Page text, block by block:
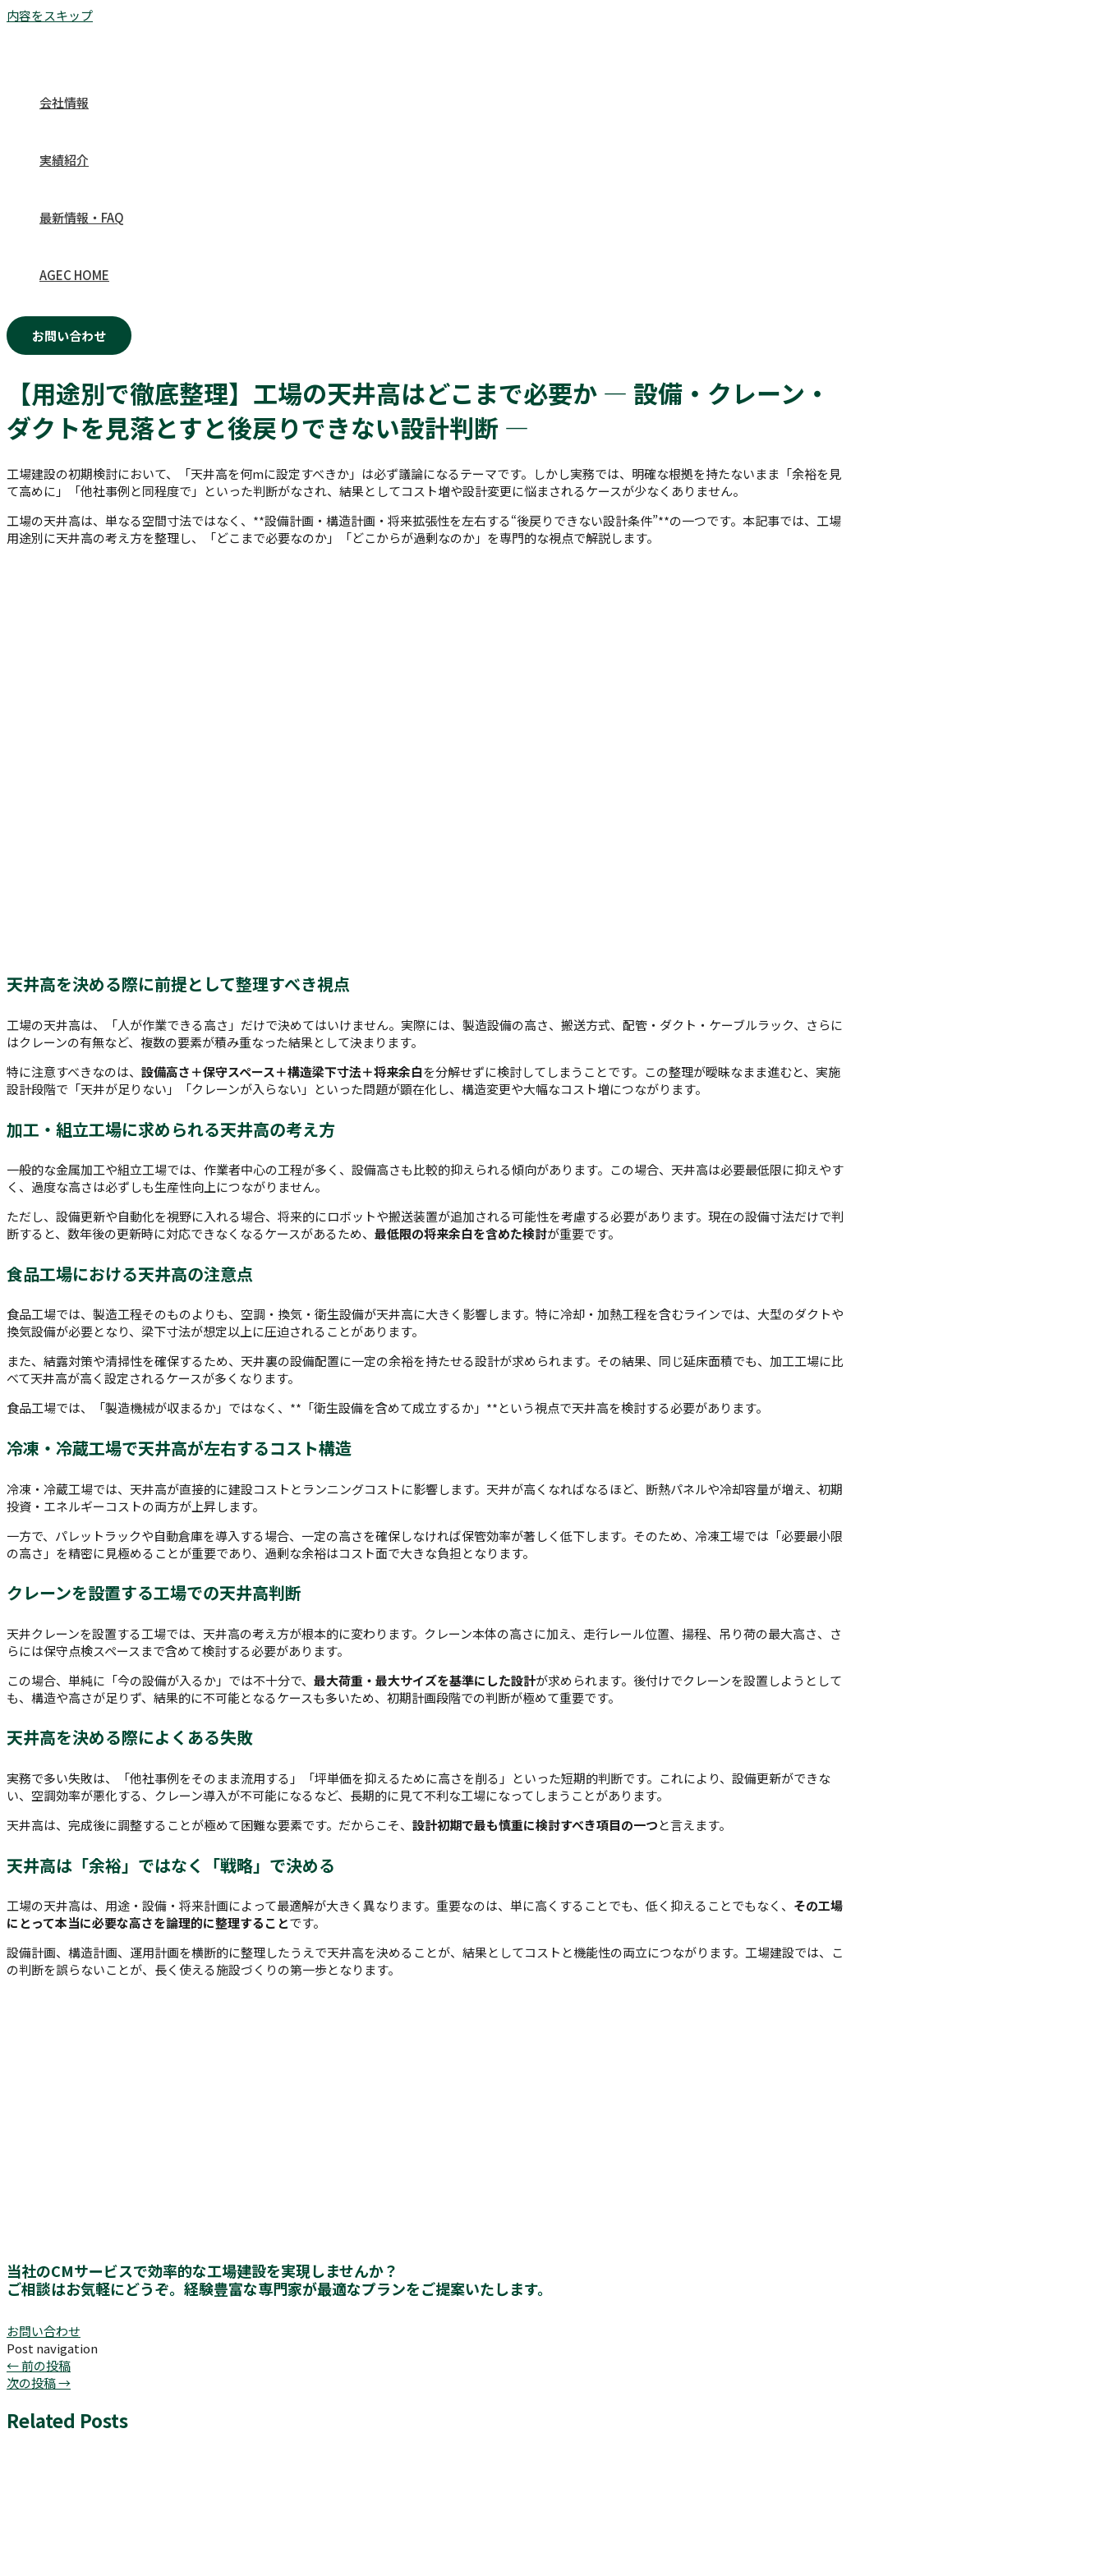
内容をスキップ
会社情報
実績紹介
最新情報・FAQ
AGEC HOME
お問い合わせ
【用途別で徹底整理】工場の天井高はどこまで必要か ― 設備・クレーン・
ダクトを見落とすと後戻りできない設計判断 ―
工場建設の初期検討において、「天井高を何mに設定すべきか」は必ず議論になるテーマです。しかし実務では、明確な根拠を持たないまま「余裕を見
て高めに」「他社事例と同程度で」といった判断がなされ、結果としてコスト増や設計変更に悩まされるケースが少なくありません。
工場の天井高は、単なる空間寸法ではなく、**設備計画・構造計画・将来拡張性を左右する“後戻りできない設計条件”**の一つです。本記事では、工場
用途別に天井高の考え方を整理し、「どこまで必要なのか」「どこからが過剰なのか」を専門的な視点で解説します。
天井高を決める際に前提として整理すべき視点
工場の天井高は、「人が作業できる高さ」だけで決めてはいけません。実際には、製造設備の高さ、搬送方式、配管・ダクト・ケーブルラック、さらに
はクレーンの有無など、複数の要素が積み重なった結果として決まります。
特に注意すべきなのは、 設備高さ＋保守スペース＋構造梁下寸法＋将来余白を分解せずに検討してしまうことです。この整理が曖昧なまま進むと、実施
設計段階で「天井が足りない」「クレーンが入らない」といった問題が顕在化し、構造変更や大幅なコスト増につながります。
加工・組立工場に求められる天井高の考え方
一般的な金属加工や組立工場では、作業者中心の工程が多く、設備高さも比較的抑えられる傾向があります。この場合、天井高は必要最低限に抑えやす
く、過度な高さは必ずしも生産性向上につながりません。
ただし、設備更新や自動化を視野に入れる場合、将来的にロボットや搬送装置が追加される可能性を考慮する必要があります。現在の設備寸法だけで判
断すると、数年後の更新時に対応できなくなるケースがあるため、 最低限の将来余白を含めた検討が重要です。
食品工場における天井高の注意点
食品工場では、製造工程そのものよりも、空調・換気・衛生設備が天井高に大きく影響します。特に冷却・加熱工程を含むラインでは、大型のダクトや
換気設備が必要となり、梁下寸法が想定以上に圧迫されることがあります。
また、結露対策や清掃性を確保するため、天井裏の設備配置に一定の余裕を持たせる設計が求められます。その結果、同じ延床面積でも、加工工場に比
べて天井高が高く設定されるケースが多くなります。
食品工場では、「製造機械が収まるか」ではなく、**「衛生設備を含めて成立するか」**という視点で天井高を検討する必要があります。
冷凍・冷蔵工場で天井高が左右するコスト構造
冷凍・冷蔵工場では、天井高が直接的に建設コストとランニングコストに影響します。天井が高くなればなるほど、断熱パネルや冷却容量が増え、初期
投資・エネルギーコストの両方が上昇します。
一方で、パレットラックや自動倉庫を導入する場合、一定の高さを確保しなければ保管効率が著しく低下します。そのため、冷凍工場では「必要最小限
の高さ」を精密に見極めることが重要であり、過剰な余裕はコスト面で大きな負担となります。
クレーンを設置する工場での天井高判断
天井クレーンを設置する工場では、天井高の考え方が根本的に変わります。クレーン本体の高さに加え、走行レール位置、揚程、吊り荷の最大高さ、さ
らには保守点検スペースまで含めて検討する必要があります。
この場合、単純に「今の設備が入るか」では不十分で、 最大荷重・最大サイズを基準にした設計が求められます。後付けでクレーンを設置しようとして
も、構造や高さが足りず、結果的に不可能となるケースも多いため、初期計画段階での判断が極めて重要です。
天井高を決める際によくある失敗
実務で多い失敗は、「他社事例をそのまま流用する」「坪単価を抑えるために高さを削る」といった短期的判断です。これにより、設備更新ができな
い、空調効率が悪化する、クレーン導入が不可能になるなど、長期的に見て不利な工場になってしまうことがあります。
天井高は、完成後に調整することが極めて困難な要素です。だからこそ、 設計初期で最も慎重に検討すべき項目の一つと言えます。
天井高は「余裕」ではなく「戦略」で決める
工場の天井高は、用途・設備・将来計画によって最適解が大きく異なります。重要なのは、単に高くすることでも、低く抑えることでもなく、 その工場
にとって本当に必要な高さを論理的に整理することです。
設備計画、構造計画、運用計画を横断的に整理したうえで天井高を決めることが、結果としてコストと機能性の両立につながります。工場建設では、こ
の判断を誤らないことが、長く使える施設づくりの第一歩となります。
当社のCMサービスで効率的な工場建設を実現しませんか？
ご相談はお気軽にどうぞ。経験豊富な専門家が最適なプランをご提案いたします。
お問い合わせ
Post navigation
←前の投稿
次の投稿→
Related Posts